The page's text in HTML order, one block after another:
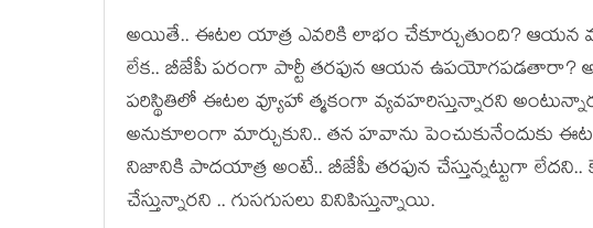
అయితే.. ఈట‌ల యాత్ర ఎవ‌రికి లాభం చేకూర్చుతుంది? ఆయ‌న
లేక‌.. బీజేపీ ప‌రంగా పార్టీ త‌ర‌ఫున ఆయ‌న ఉప‌యోగ‌ప‌డ‌తారా?
ప‌రిస్థితిలో ఈట‌ల వ్యూహా త్మకంగా వ్య‌వ‌హ‌రిస్తున్నార‌ని
అనుకూలంగా మార్చుకుని.. త‌న హ‌వాను పెంచుకునేందుకు
నిజానికి పాద‌యాత్ర అంటే.. బీజేపీ త‌ర‌ఫున చేస్తున్న‌ట్టుగా లేద‌ని..
చేస్తున్నార‌ని .. గుసగుస‌లు వినిపిస్తున్నాయి.